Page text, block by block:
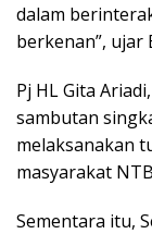
dalam
berkenan”, ujar
Pj HL Gita
sambutan
melaksanakan
masyarakat
Sementara itu,